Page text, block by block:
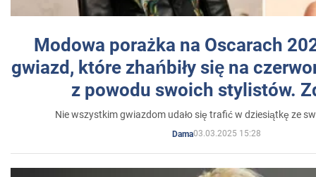
Modowa porażka na Oscarach
gwiazd, które zhańbiły się na
z powodu swoich stylistów.
Nie wszystkim gwiazdom udało się trafić w dziesiątkę ze
Dama03.03.2025 15:28